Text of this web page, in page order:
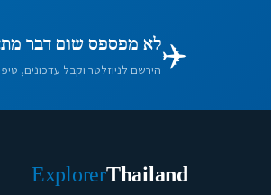
✈️לא מפספס שום דבר
הירשם לניוזלטר וקבל עדכונים,
Thailand
Explorer